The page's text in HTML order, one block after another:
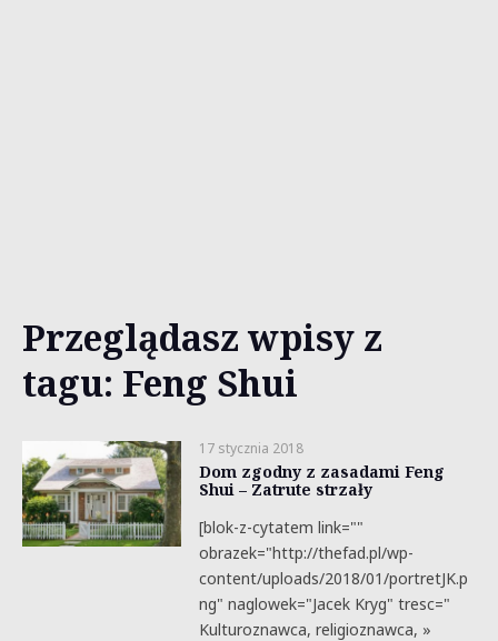
Przeglądasz wpisy z
tagu: Feng Shui
17 stycznia 2018
Dom zgodny z zasadami Feng
Shui – Zatrute strzały
[blok-z-cytatem link=""
obrazek="http://thefad.pl/wp-
content/uploads/2018/01/portretJK.p
ng" naglowek="Jacek Kryg" tresc="
Kulturoznawca, religioznawca, »